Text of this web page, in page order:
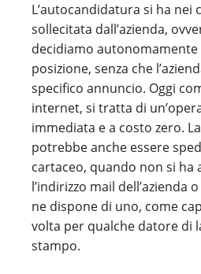
L’autocandidatura si ha nei
sollecitata dall’azienda,
decidiamo
posizione, senza che
specifico annuncio. Oggi
internet, si tratta di
immediata e a costo zero.
potrebbe anche essere
cartaceo, quando non si ha
l’indirizzo mail dell’azienda
ne dispone di uno, come
volta per qualche datore di
stampo.